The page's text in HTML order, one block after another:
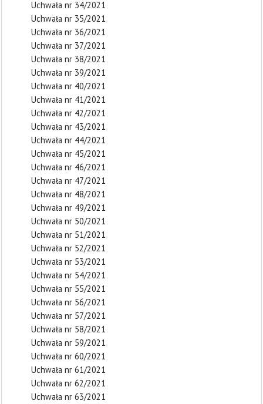
Uchwała nr 34/2021
Uchwała nr 35/2021
Uchwała nr 36/2021
Uchwała nr 37/2021
Uchwała nr 38/2021
Uchwała nr 39/2021
Uchwała nr 40/2021
Uchwała nr 41/2021
Uchwała nr 42/2021
Uchwała nr 43/2021
Uchwała nr 44/2021
Uchwała nr 45/2021
Uchwała nr 46/2021
Uchwała nr 47/2021
Uchwała nr 48/2021
Uchwała nr 49/2021
Uchwała nr 50/2021
Uchwała nr 51/2021
Uchwała nr 52/2021
Uchwała nr 53/2021
Uchwała nr 54/2021
Uchwała nr 55/2021
Uchwała nr 56/2021
Uchwała nr 57/2021
Uchwała nr 58/2021
Uchwała nr 59/2021
Uchwała nr 60/2021
Uchwała nr 61/2021
Uchwała nr 62/2021
Uchwała nr 63/2021